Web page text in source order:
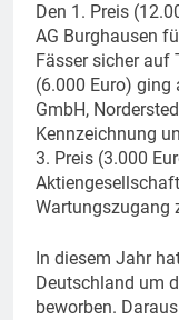
Den 1. Preis
AG Burghausen
Fässer sicher auf
(6.000 Euro) ging
GmbH,
Kennzeichnung
3. Preis (3.000
Wartungszugang
In diesem Jahr
Deutschland um
beworben.